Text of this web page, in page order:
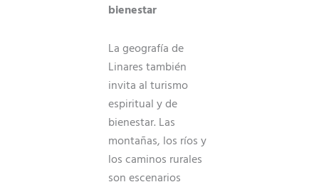
bienestar
La geografía de
Linares también
invita al turismo
espiritual y de
bienestar. Las
montañas, los ríos y
los caminos rurales
son escenarios